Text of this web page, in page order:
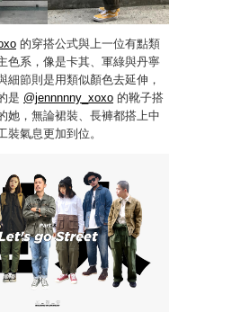
的穿搭公式與上一位有點類
色系，像是卡其、軍綠與丹寧
細節則是用類似顏色去延伸，
是 @jennnnny_xoxo 的靴子搭
她，無論裙裝、長褲都搭上中
裝氣息更加到位。